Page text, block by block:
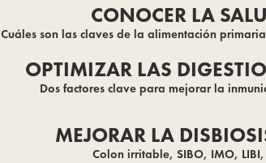
CONOCER LA
Cuáles son las claves de la alimentación
OPTIMIZAR LAS
Dos factores clave para mejorar la
MEJORAR LA
Colon irritable, SIBO, IMO,